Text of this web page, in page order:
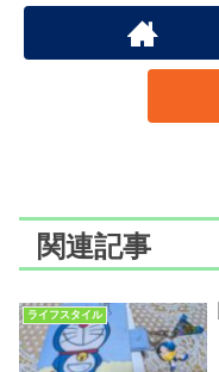
関連記事
ライフスタイル